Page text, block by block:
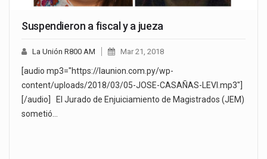
Suspendieron a fiscal y a jueza
La Unión R800 AM Mar 21, 2018
[audio mp3="https://launion.com.py/wp-
content/uploads/2018/03/05-JOSE-CASAÑAS-LEVI.mp3"]
[/audio] El Jurado de Enjuiciamiento de Magistrados (JEM)
sometió…